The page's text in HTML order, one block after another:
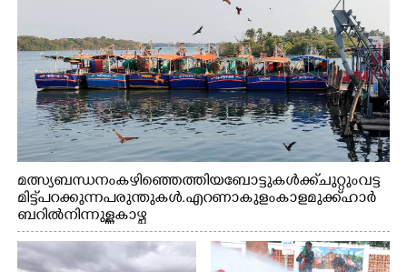
മത്സ്യബന്ധനം കഴിഞ്ഞെത്തിയ ബോട്ടുകൾക്ക് ചുറ്റും വട്ട
മിട്ട് പറക്കുന്ന പരുന്തുകൾ. എറണാകുളം കാളമുക്ക് ഹാർ
ബറിൽ നിന്നുള്ള കാഴ്ച